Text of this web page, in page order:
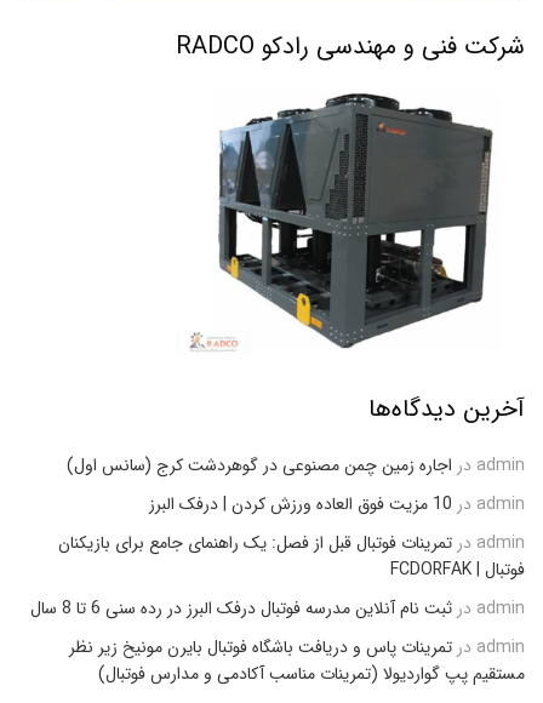
شرکت فنی و مهندسی رادکو RADCO
آخرین دیدگاه‌ها
admin در اجاره زمین چمن مصنوعی در گوهردشت کرج (سانس اول)
admin در 10 مزیت فوق العاده ورزش کردن | درفک البرز
admin در تمرینات فوتبال قبل از فصل: یک راهنمای جامع برای بازیکنان
فوتبال | FCDORFAK
admin در ثبت نام آنلاین مدرسه فوتبال درفک البرز در رده سنی 6 تا 8 سال
admin در تمرینات پاس و دریافت باشگاه فوتبال بایرن مونیخ زیر نظر
مستقیم پپ گواردیولا (تمرینات مناسب آکادمی و مدارس فوتبال)